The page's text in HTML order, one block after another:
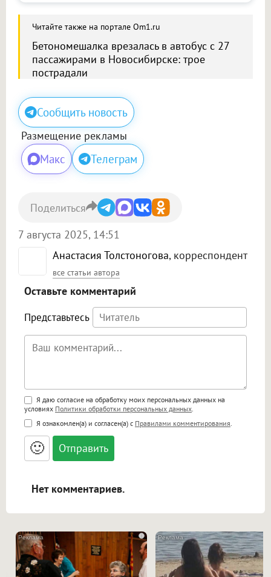
Читайте также на портале Om1.ru
Бетономешалка врезалась в автобус с 27
пассажирами в Новосибирске: трое
пострадали
Сообщить новость
Размещение рекламы
Макс Телеграм
Анастасия Толстоногова, корреспондент
все статьи автора
7 августа 2025, 14:51
Поделиться
Оставьте комментарий
Представьтесь
Поддержка HTML
<b>, <strong>, <u>, <i>, <em>, <s>, <big>,
<small>, <sup>, <sub>, <pre>, <ul>, <ol>, <li>,
<blockquote>, <code> экранирует HTML,
адреса URL автоматически становятся
ссылками, и [img]адрес[/img] будет
Я даю согласие на обработку моих персональных данных на
условиях Политики обработки персональных данных
Я ознакомлен(а) и согласен(а) с Правилами комментирования
🙂
Нет комментариев.
i